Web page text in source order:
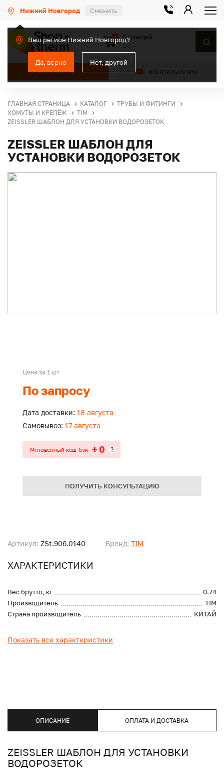
Нижний Новгород Сменить
Ваш регион Нижний Новгород?
Да, верно Нет, другой
КАТАЛОГ КОНСУЛЬТАЦИЯ
0
0 позиций
ГЛАВНАЯ СТРАНИЦА КАТАЛОГ
ТРУБЫ И ФИТИНГИ
ХОМУТЫ И КРЕПЁЖ
TIM
ZEISSLER ШАБЛОН ДЛЯ УСТАНОВКИ ВОДОРОЗЕТОК
ZEISSLER ШАБЛОН ДЛЯ
УСТАНОВКИ ВОДОРОЗЕТОК
Артикул: ZSt.906.0140 Бренд: TIM
ХАРАКТЕРИСТИКИ
Вес брутто, кг
0.74
Производитель
TIM
Страна производитель
КИТАЙ
Показать все характеристики
Цена за 1 шт
По запросу
Дата доставки: 18 августа
Самовывоз: 17 августа
Мгновенный кеш-бэк + 0 ?
ПОЛУЧИТЬ КОНСУЛЬТАЦИЮ
ОПИСАНИЕ ОПЛАТА И ДОСТАВКА
ZEISSLER ШАБЛОН ДЛЯ УСТАНОВКИ
ВОДОРОЗЕТОК